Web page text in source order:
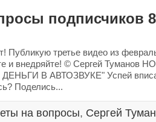
подписчиков
Публикую третье видео из
и внедряйте! © Сергей
В АВТОЗВУКЕ" Успей
Поделись...
на вопросы, Сергей